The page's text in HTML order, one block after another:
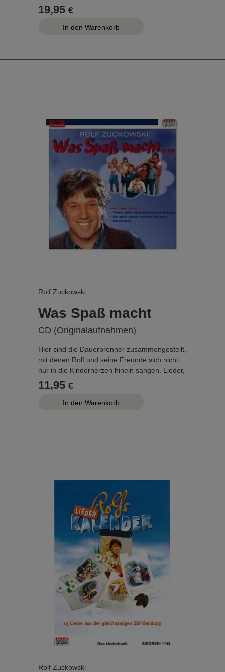
19,95 €
Rolf Zuckowski
Was Spaß macht
CD (Originalaufnahmen)
Hier sind die Dauerbrenner zusammengestellt,
mit denen Rolf und seine Freunde sich nicht
nur in die Kinderherzen hinein sangen. Lieder,
so bunt wie das Leben mit Kindern, ohne auf
besinnliche Töne zu verzichten.
11,95 €
Rolf Zuckowski